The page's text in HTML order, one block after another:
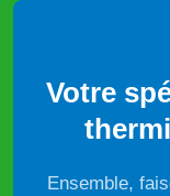
Votre
Ensemble,